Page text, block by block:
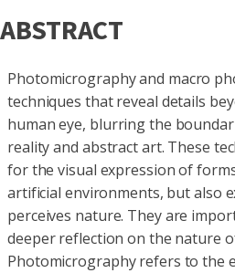
ABSTRACT
Photomicrography and macro
techniques that reveal details
human eye, blurring the
reality and abstract art. These
for the visual expression of
artificial environments, but also
perceives nature. They are
deeper reflection on the nature
Photomicrography refers to the